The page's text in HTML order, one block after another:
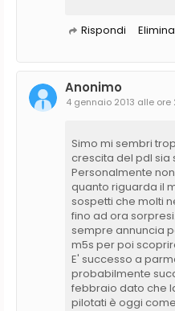
Rispondi Elimina
Anonimo
4 gennaio 2013 alle ore
Simo mi sembri
crescita del pdl sia
Personalmente
quanto riguarda il
sospetti che molti
fino ad ora
sempre annuncia
m5s per poi
E' successo a
probabilmente
febbraio dato che
pilotati è oggi come